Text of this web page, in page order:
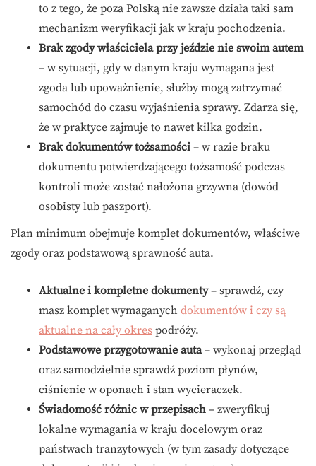
to z tego, że poza Polską nie zawsze działa taki sam
mechanizm weryfikacji jak w kraju pochodzenia.
Brak zgody właściciela przy jeździe nie swoim autem
– w sytuacji, gdy w danym kraju wymagana jest
zgoda lub upoważnienie, służby mogą zatrzymać
samochód do czasu wyjaśnienia sprawy. Zdarza się,
że w praktyce zajmuje to nawet kilka godzin.
Brak dokumentów tożsamości – w razie braku
dokumentu potwierdzającego tożsamość podczas
kontroli może zostać nałożona grzywna (dowód
osobisty lub paszport).
Plan minimum obejmuje komplet dokumentów, właściwe
zgody oraz podstawową sprawność auta.
Aktualne i kompletne dokumenty– sprawdź, czy
masz komplet wymaganych dokumentów i czy są
aktualne na cały okres podróży.
Podstawowe przygotowanie auta– wykonaj przegląd
oraz samodzielnie sprawdź poziom płynów,
ciśnienie w oponach i stan wycieraczek.
Świadomość różnic w przepisach – zweryfikuj
lokalne wymagania w kraju docelowym oraz
państwach tranzytowych (w tym zasady dotyczące